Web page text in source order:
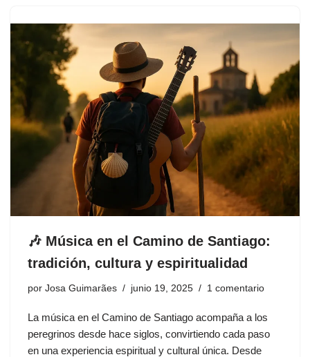
🎶 Música en el Camino de Santiago:
tradición, cultura y espiritualidad
por Josa Guimarães junio 19, 2025 1 comentario
La música en el Camino de Santiago acompaña a los
peregrinos desde hace siglos, convirtiendo cada paso
en una experiencia espiritual y cultural única. Desde